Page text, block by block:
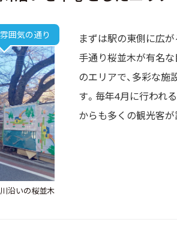
沿いの桜並木
囲気の通り
まずは駅の東側に広が
手通り桜並木が有名
のエリアで、多彩な施
す。毎年4月に行われ
からも多くの観光客が